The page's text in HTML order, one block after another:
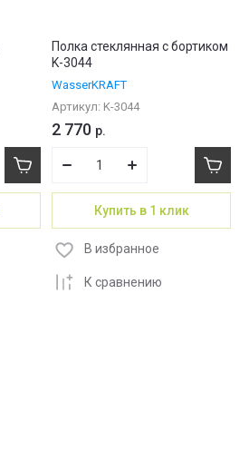
Полка стеклянная с бортиком
K-3044
WasserKRAFT
Артикул: K-3044
2 770 р.
Купить в 1 клик
К сравнению
В избранное